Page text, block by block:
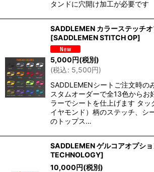
タンドに穴開け加工が必要です
SADDLEMEN カラーステッチ
[SADDLEMEN STITCH OP]
5,000円(税別)
(税込: 5,500円)
SADDLEMENシートご注文時の
スタムオーダーで全13色からお
ラーでシートを仕上げます タッ
イヤモンド）柄のステッチ、シ
のトップス…
SADDLEMEN ゲルコアオプシ
TECHNOLOGY]
10,000円(税別)